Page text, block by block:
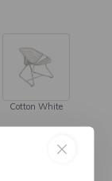
Cotton White